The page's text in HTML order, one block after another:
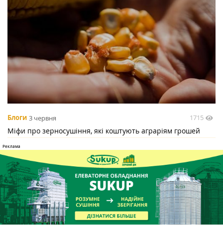
Блоги 3 червня 1715
Міфи про зерносушіння, які коштують аграріям грошей